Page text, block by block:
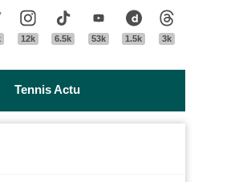
TwitterInstagram
12k
Tik Tok
6.5k
Youtube
53k
Dailymotion
1.5k 3k
Tennis Actu